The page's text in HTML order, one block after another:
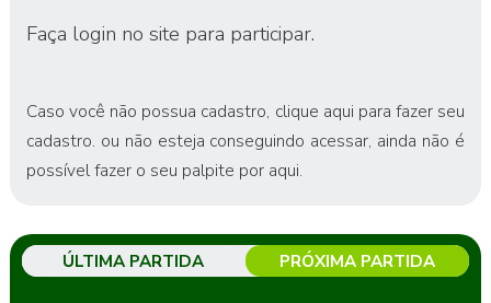
Faça login no site para participar.
Caso você não possua cadastro, clique aqui para fazer seu
cadastro. ou não esteja conseguindo acessar, ainda não é
possível fazer o seu palpite por aqui.
ÚLTIMA PARTIDA PRÓXIMA PARTIDA